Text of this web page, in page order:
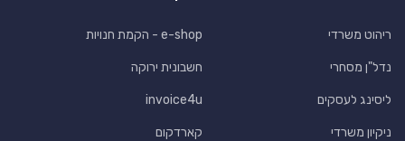
ריהוט משרדי
נדל"ן מסחרי
ליסינג לעסקים
ניקיון משרדי
e-shop - הקמת חנויות
חשבונית ירוקה
invoice4u
קארדקום